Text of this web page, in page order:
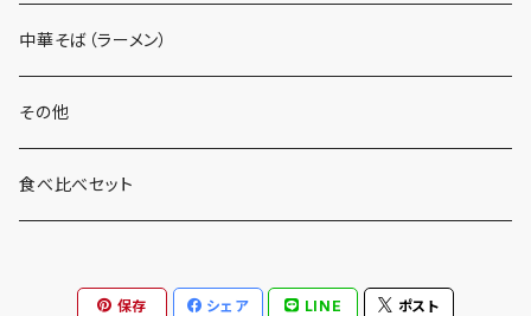
中華そば（ラーメン）
その他
食べ比べセット
保存 シェア LINE ポスト